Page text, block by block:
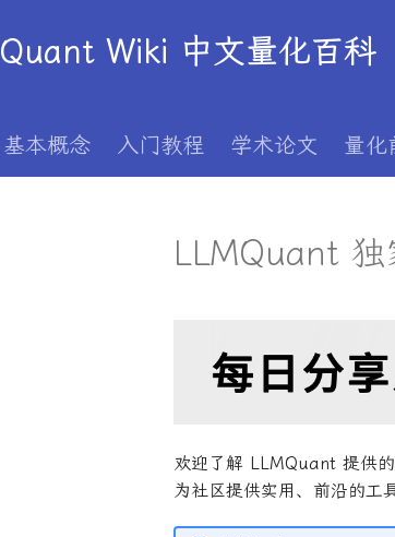
Quant Wiki 中文量化百科
基本概念 入门教程 学术论文 量化
LLMQuant 独
欢迎了解 LLMQuant 提供
为社区提供实用、前沿的工